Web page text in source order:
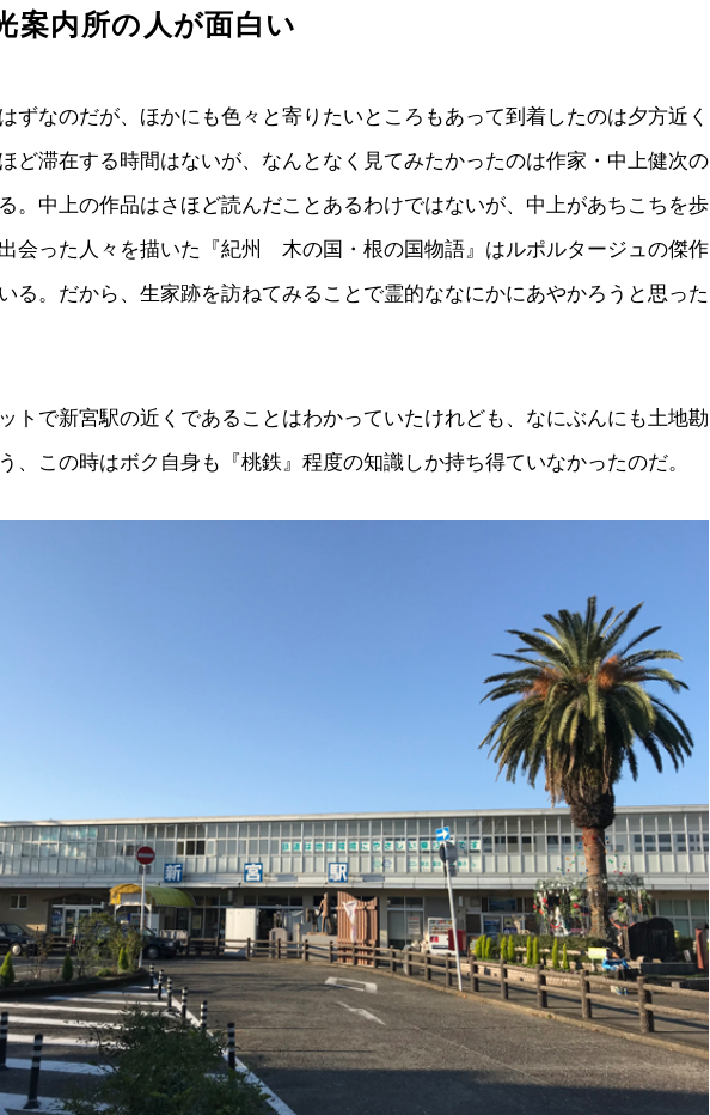
案内所の人が面白い
ずなのだが、ほかにも色々と寄りたいところもあって到着したのは夕方近く
ど滞在する時間はないが、なんとなく見てみたかったのは作家・中上健次の
。中上の作品はさほど読んだことあるわけではないが、中上があちこちを歩
会った人々を描いた『紀州 木の国・根の国物語』はルポルタージュの傑作
る。だから、生家跡を訪ねてみることで霊的ななにかにあやかろうと思った
トで新宮駅の近くであることはわかっていたけれども、なにぶんにも土地勘
、この時はボク自身も『桃鉄』程度の知識しか持ち得ていなかったのだ。